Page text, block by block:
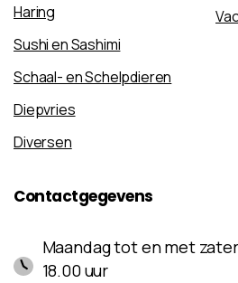
Haring
Sushi en Sashimi
Schaal- en Schelpdieren
Diepvries
Diversen
Contactgegevens
Maandag tot en met
18.00 uur